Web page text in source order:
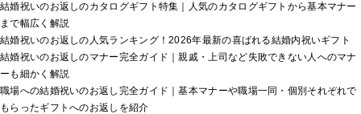
結婚祝いのお返しのカタログギフト特集｜人気のカタログギフトから基本マナー
まで幅広く解説
結婚祝いのお返しの人気ランキング！2026年最新の喜ばれる結婚内祝いギフト
結婚祝いのお返しのマナー完全ガイド｜親戚・上司など失敗できない人へのマナ
ーも細かく解説
職場への結婚祝いのお返し完全ガイド｜基本マナーや職場一同・個別それぞれで
もらったギフトへのお返しを紹介